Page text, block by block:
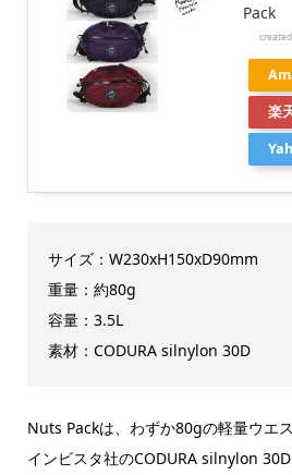
Pack
楽
サイズ：W230xH150xD90mm
重量：約80g
容量：3.5L
素材：CODURA silnylon 30D
Nuts Packは、わずか80gの軽量ウエ
インビスタ社のCODURA silnylon